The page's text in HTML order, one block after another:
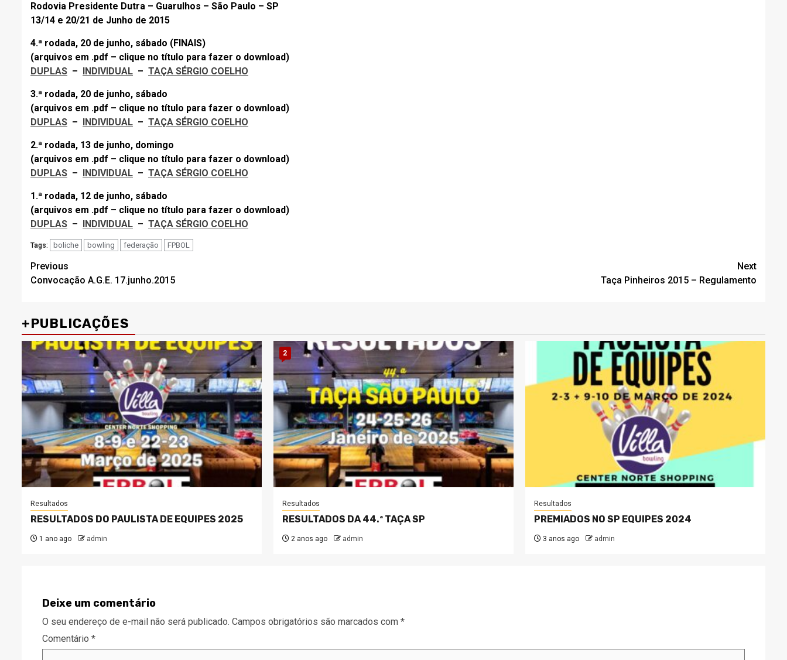
Rodovia Presidente Dutra – Guarulhos – São Paulo – SP
13/14 e 20/21 de Junho de 2015
4.ª rodada, 20 de junho, sábado (FINAIS)
(arquivos em .pdf – clique no título para fazer o download)
DUPLAS – INDIVIDUAL – TAÇA SÉRGIO COELHO
3.ª rodada, 20 de junho, sábado
(arquivos em .pdf – clique no título para fazer o download)
DUPLAS – INDIVIDUAL – TAÇA SÉRGIO COELHO
2.ª rodada, 13 de junho, domingo
(arquivos em .pdf – clique no título para fazer o download)
DUPLAS – INDIVIDUAL – TAÇA SÉRGIO COELHO
1.ª rodada, 12 de junho, sábado
(arquivos em .pdf – clique no título para fazer o download)
DUPLAS – INDIVIDUAL – TAÇA SÉRGIO COELHO
Tags: boliche bowling federação FPBOL
Post
navigation
Previous
Convocação A.G.E. 17.junho.2015
Next
Taça Pinheiros 2015 – Regulamento
+PUBLICAÇÕES
Resultados
RESULTADOS DO PAULISTA DE EQUIPES 2025
1 ano ago admin
2
Resultados
RESULTADOS DA 44.ª TAÇA SP
2 anos ago admin
Resultados
PREMIADOS NO SP EQUIPES 2024
3 anos ago admin
Deixe um comentário
O seu endereço de e-mail não será publicado. Campos obrigatórios são marcados com *
Comentário *